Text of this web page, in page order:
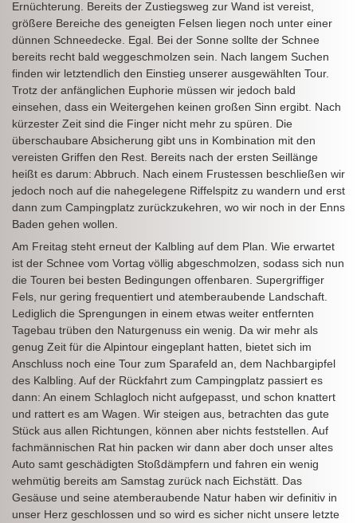
Ernüchterung. Bereits der Zustiegsweg zur Wand ist vereist,
größere Bereiche des geneigten Felsen liegen noch unter einer
dünnen Schneedecke. Egal. Bei der Sonne sollte der Schnee
bereits recht bald weggeschmolzen sein. Nach langem Suchen
finden wir letztendlich den Einstieg unserer ausgewählten Tour.
Trotz der anfänglichen Euphorie müssen wir jedoch bald
einsehen, dass ein Weitergehen keinen großen Sinn ergibt. Nach
kürzester Zeit sind die Finger nicht mehr zu spüren. Die
überschaubare Absicherung gibt uns in Kombination mit den
vereisten Griffen den Rest. Bereits nach der ersten Seillänge
heißt es darum: Abbruch. Nach einem Frustessen beschließen wir
jedoch noch auf die nahegelegene Riffelspitz zu wandern und erst
dann zum Campingplatz zurückzukehren, wo wir noch in der Enns
Baden gehen wollen.
Am Freitag steht erneut der Kalbling auf dem Plan. Wie erwartet
ist der Schnee vom Vortag völlig abgeschmolzen, sodass sich nun
die Touren bei besten Bedingungen offenbaren. Supergriffiger
Fels, nur gering frequentiert und atemberaubende Landschaft.
Lediglich die Sprengungen in einem etwas weiter entfernten
Tagebau trüben den Naturgenuss ein wenig. Da wir mehr als
genug Zeit für die Alpintour eingeplant hatten, bietet sich im
Anschluss noch eine Tour zum Sparafeld an, dem Nachbargipfel
des Kalbling. Auf der Rückfahrt zum Campingplatz passiert es
dann: An einem Schlagloch nicht aufgepasst, und schon knattert
und rattert es am Wagen. Wir steigen aus, betrachten das gute
Stück aus allen Richtungen, können aber nichts feststellen. Auf
fachmännischen Rat hin packen wir dann aber doch unser altes
Auto samt geschädigten Stoßdämpfern und fahren ein wenig
wehmütig bereits am Samstag zurück nach Eichstätt. Das
Gesäuse und seine atemberaubende Natur haben wir definitiv in
unser Herz geschlossen und so wird es sicher nicht unsere letzte